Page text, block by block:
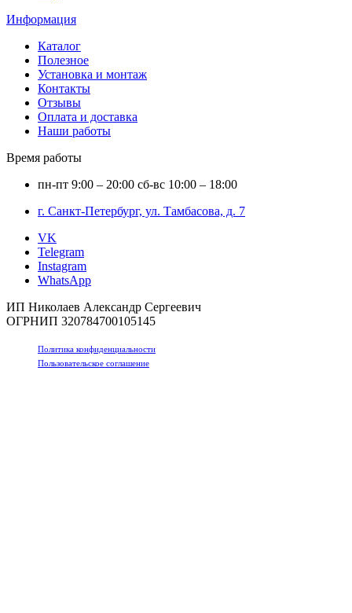
Информация
Каталог
Полезное
Установка и монтаж
Контакты
Отзывы
Оплата и доставка
Наши работы
Время работы
пн-пт 9:00 – 20:00 сб-вс 10:00 – 18:00
г. Санкт-Петербург, ул. Тамбасова, д. 7
VK
Telegram
Instagram
WhatsApp
ИП Николаев Александр Сергеевич
ОГРНИП 320784700105145
Политика конфиденциальности
Пользовательское соглашение